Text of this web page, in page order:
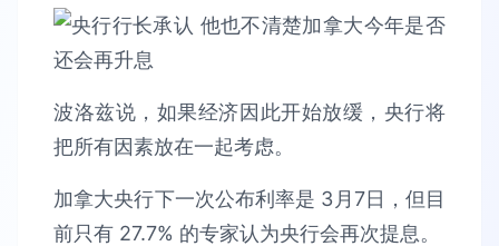
波洛兹说，如果经济因此开始放缓，央行将
把所有因素放在一起考虑。
加拿大央行下一次公布利率是 3月7日，但目
前只有 27.7% 的专家认为央行会再次提息。